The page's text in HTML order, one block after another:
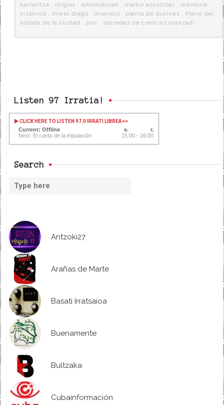
karrantza
litigios lokomotorak martin ascacibar
memoria
histórica
mikel diego ,otxandio planta de purines
Pleno del
estado de la ciudad
pnv sociedad de ciencias aranzadi
Listen 97 Irratia!
CLICK HERE TO LISTEN 97.0 IRRATI LIBREA>>
Current: Offline
Next: El canto de la tripulación
15:00 - 16:00
Search
Antzoki27
Arañas de Marte
Basati Irratsaioa
Buenamente
Bultzaka
Cubainformación